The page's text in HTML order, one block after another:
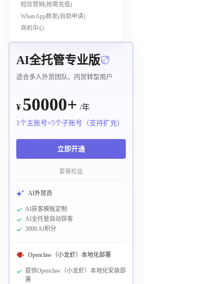
短信营销(按需充值)
WhatsApp群发(自助申请)
商机中心
AI全托管专业版
适合多人外贸团队、内贸转型用户
¥ 50000+ /年
1个主账号+5个子账号（支持扩充）
立即开通
套餐权益
AI外贸员
AI获客模板定制
AI全托管自动获客
3000 AI积分
Openclaw（小龙虾）本地化部署
提供Openclaw（小龙虾）本地化安装部
署